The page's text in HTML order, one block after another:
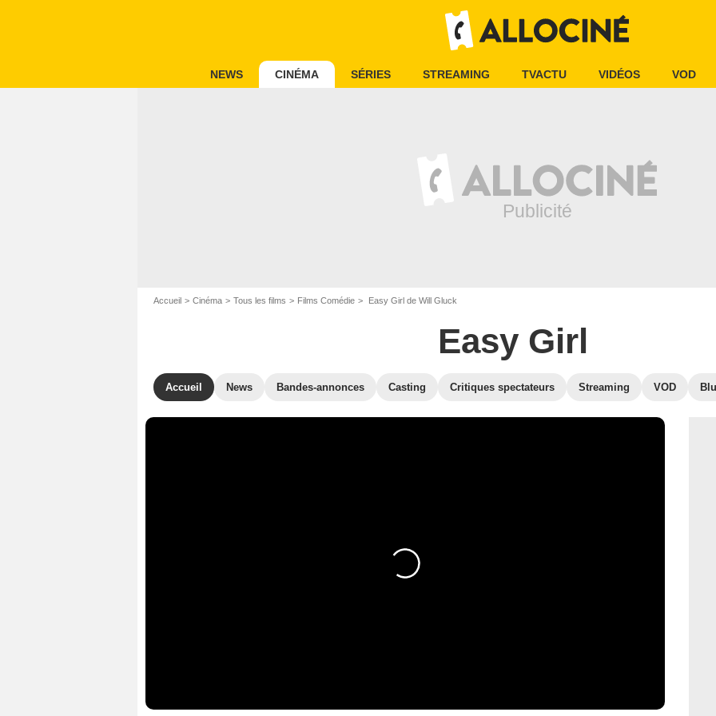
NEWS CINÉMA SÉRIES STREAMING TVACTU VIDÉOS VOD
Accueil Cinéma Tous les films Films Comédie Easy Girl de Will Gluck
Easy Girl
Accueil News Bandes-annonces Casting Critiques spectateurs Streaming VOD